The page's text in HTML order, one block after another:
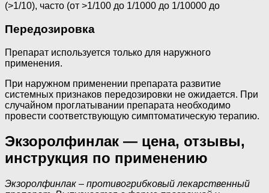
(>1/10), часто (от >1/100 до 1/1000 до 1/10000 до
Передозировка
Препарат используется только для наружного
применения.
При наружном применении препарата развитие
системных признаков передозировки не ожидается. При
случайном проглатывании препарата необходимо
провести соответствующую симптоматическую терапию.
Экзоролфинлак — цена, отзывы,
инструкция по применению
Экзоролфинлак – противогрибковый лекарственный